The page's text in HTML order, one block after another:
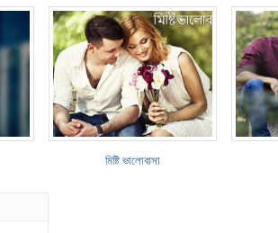
মিষ্টি ভালোবাসা